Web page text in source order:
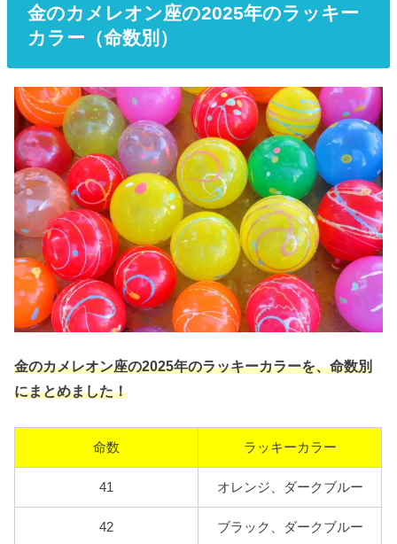
金のカメレオン座の2025年のラッキー
カラー（命数別）
金のカメレオン座の2025年のラッキーカラーを、命数別
にまとめました！
命数 ラッキーカラー
41 オレンジ、ダークブルー
42 ブラック、ダークブルー